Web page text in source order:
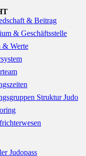
& Beitrag
& Geschäftsstelle
& Werte
Struktur Judo
Judopass